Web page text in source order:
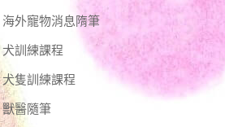
海外寵物消息隋筆
犬訓練課程
犬隻訓練課程
獸醫隨筆